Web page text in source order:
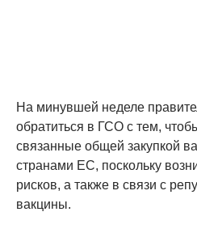
На минувшей неделе
обратиться в ГСО с тем,
связанные общей закупкой
странами ЕС, поскольку
рисков, а также в связи с
вакцины.